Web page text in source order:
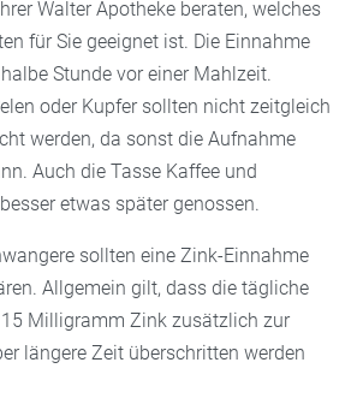
Walter Apotheke beraten, welches
für Sie geeignet ist. Die Einnahme
Stunde vor einer Mahlzeit.
oder Kupfer sollten nicht zeitgleich
werden, da sonst die Aufnahme
Auch die Tasse Kaffee und
etwas später genossen.
sollten eine Zink-Einnahme
Allgemein gilt, dass die tägliche
Milligramm Zink zusätzlich zur
längere Zeit überschritten werden